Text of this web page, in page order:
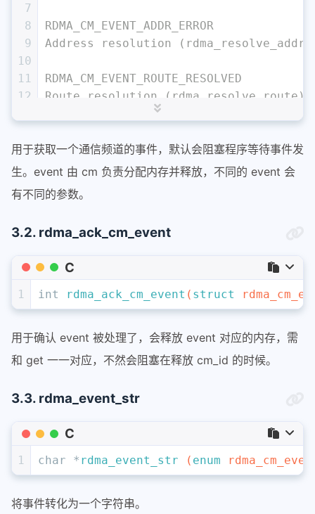
7
8
9
10
11
12
15
16
18
20
22
23
24
26
27
29
31
32
33
34
35
RDMA_CM_EVENT_ADDR_ERROR
Address resolution
RDMA_CM_EVENT_ROUTE_RESOLVED
Route resolution (rdma_resolve_route)
Route resolution
Generated on the passive side to
RDMA_CM_EVENT_CONNECT_RESPONSE
connection request. It is only
associated with them.
Indicates that an error has occurred
be generated on theactive or passive
RDMA_CM_EVENT_UNREACHABLE
reachable or unable torespond to a
RDMA_CM_EVENT_REJECTED
Indicates that a connection request
point.
用于获取一个通信频道的事件，默认会阻塞程序等待事件发
生。event 由 cm 负责分配内存并释放，不同的 event 会
有不同的参数。
3.2. rdma_ack_cm_event
C
1 int rdma_ack_cm_event ( struct
用于确认 event 被处理了，会释放 event 对应的内存，需
和 get 一一对应，不然会阻塞在释放 cm_id 的时候。
3.3. rdma_event_str
C
1 char * rdma_event_str ( enum
将事件转化为一个字符串。